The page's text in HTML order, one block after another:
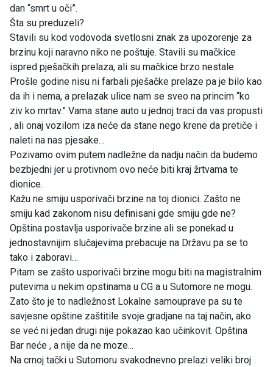
dan “smrt u oči”.
Šta su preduzeli?
Stavili su kod vodovoda svetlosni znak za upozorenje za
brzinu koji naravno niko ne poštuje. Stavili su mačkice
ispred pješačkih prelaza, ali su mačkice brzo nestale.
Prošle godine nisu ni farbali pješačke prelaze pa je bilo kao
da ih i nema, a prelazak ulice nam se sveo na princim “ko
ziv ko mrtav.” Vama stane auto u jednoj traci da vas propusti
, ali onaj vozilom iza neće da stane nego krene da pretiče i
naleti na nas pjesake…
Pozivamo ovim putem nadležne da nadju način da budemo
bezbjedni jer u protivnom ovo neće biti kraj žrtvama te
dionice.
Kažu ne smiju usporivači brzine na toj dionici. Zašto ne
smiju kad zakonom nisu definisani gde smiju gde ne?
Opština postavlja usporivače brzine ali se ponekad u
jednostavnijim slučajevima prebacuje na Državu pa se to
tako i zaboravi…
Pitam se zašto usporivači brzine mogu biti na magistralnim
putevima u nekim opstinama u CG a u Sutomore ne mogu.
Zato što je to nadležnost Lokalne samouprave pa su te
savjesne opštine zaštitile svoje gradjane na taj način, ako
se već ni jedan drugi nije pokazao kao učinkovit. Opština
Bar neće , a nije da ne moze...
Na crnoj tački u Sutomoru svakodnevno prelazi veliki broj